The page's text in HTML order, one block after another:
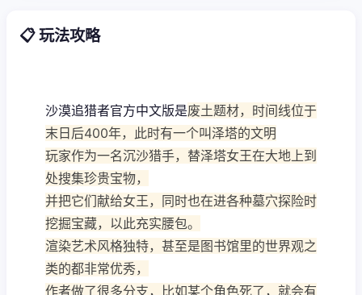
📋 玩法攻略
沙漠追猎者官方中文版是废土题材，时间线位于
末日后400年，此时有一个叫泽塔的文明
玩家作为一名沉沙猎手，替泽塔女王在大地上到
处搜集珍贵宝物，
并把它们献给女王，同时也在进各种墓穴探险时
挖掘宝藏，以此充实腰包。
渲染艺术风格独特，甚至是图书馆里的世界观之
类的都非常优秀，
作者做了很多分支，比如某个角色死了，就会有